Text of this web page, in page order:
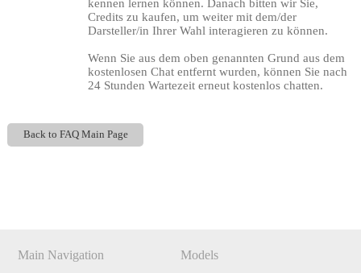
kennen lernen können. Danach bitten wir Sie,
Credits zu kaufen, um weiter mit dem/der
Darsteller/in Ihrer Wahl interagieren zu können.
Wenn Sie aus dem oben genannten Grund aus dem
kostenlosen Chat entfernt wurden, können Sie nach
24 Stunden Wartezeit erneut kostenlos chatten.
Back to FAQ Main Page
Main Navigation Models
120F
R
E
E
C
R
E
DI
T